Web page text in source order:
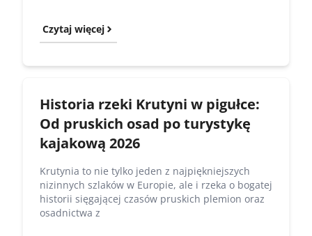
Czytaj więcej
Historia rzeki Krutyni w pigułce:
Od pruskich osad po turystykę
kajakową 2026
Krutynia to nie tylko jeden z najpiękniejszych
nizinnych szlaków w Europie, ale i rzeka o bogatej
historii sięgającej czasów pruskich plemion oraz
osadnictwa z